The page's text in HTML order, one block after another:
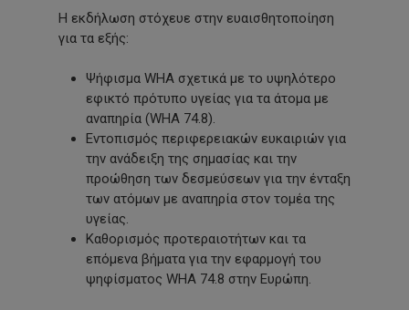
Η εκδήλωση στόχευε στην ευαισθητοποίηση
για τα εξής:
Ψήφισμα WHA σχετικά με το υψηλότερο
εφικτό πρότυπο υγείας για τα άτομα με
αναπηρία (WHA 74.8).
Εντοπισμός περιφερειακών ευκαιριών για
την ανάδειξη της σημασίας και την
προώθηση των δεσμεύσεων για την ένταξη
των ατόμων με αναπηρία στον τομέα της
υγείας.
Καθορισμός προτεραιοτήτων και τα
επόμενα βήματα για την εφαρμογή του
ψηφίσματος WHA 74.8 στην Ευρώπη.